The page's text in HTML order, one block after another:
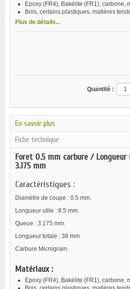
Epoxy (FR4), Bakélite (FR1), carbone,
Bois, certains plastiques, matières
Plus de détails...
Quantité :
En savoir plus
Fiche technique
Foret 0.5 mm carbure /
3.175 mm
Caractéristiques :
Diamètre de coupe : 0.5 mm.
Longueur utile : 8.5 mm.
Queue : 3.175 mm.
Longueur totale : 38 mm.
Carbure Micrograin.
Matériaux :
Epoxy (FR4), Bakélite (FR1), carbone,